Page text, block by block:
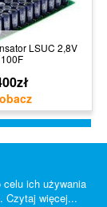
LSUC 2,8V
100F
celu ich używania
Czytaj więcej...